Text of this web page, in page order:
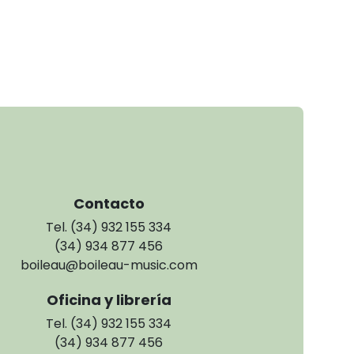
Contacto
Tel. (34) 932 155 334
(34) 934 877 456
boileau@boileau-music.com
Oficina y librería
Tel. (34) 932 155 334
(34) 934 877 456